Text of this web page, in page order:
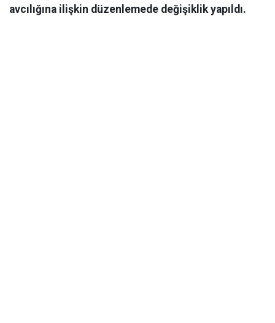
avcılığına ilişkin düzenlemede değişiklik yapıldı.